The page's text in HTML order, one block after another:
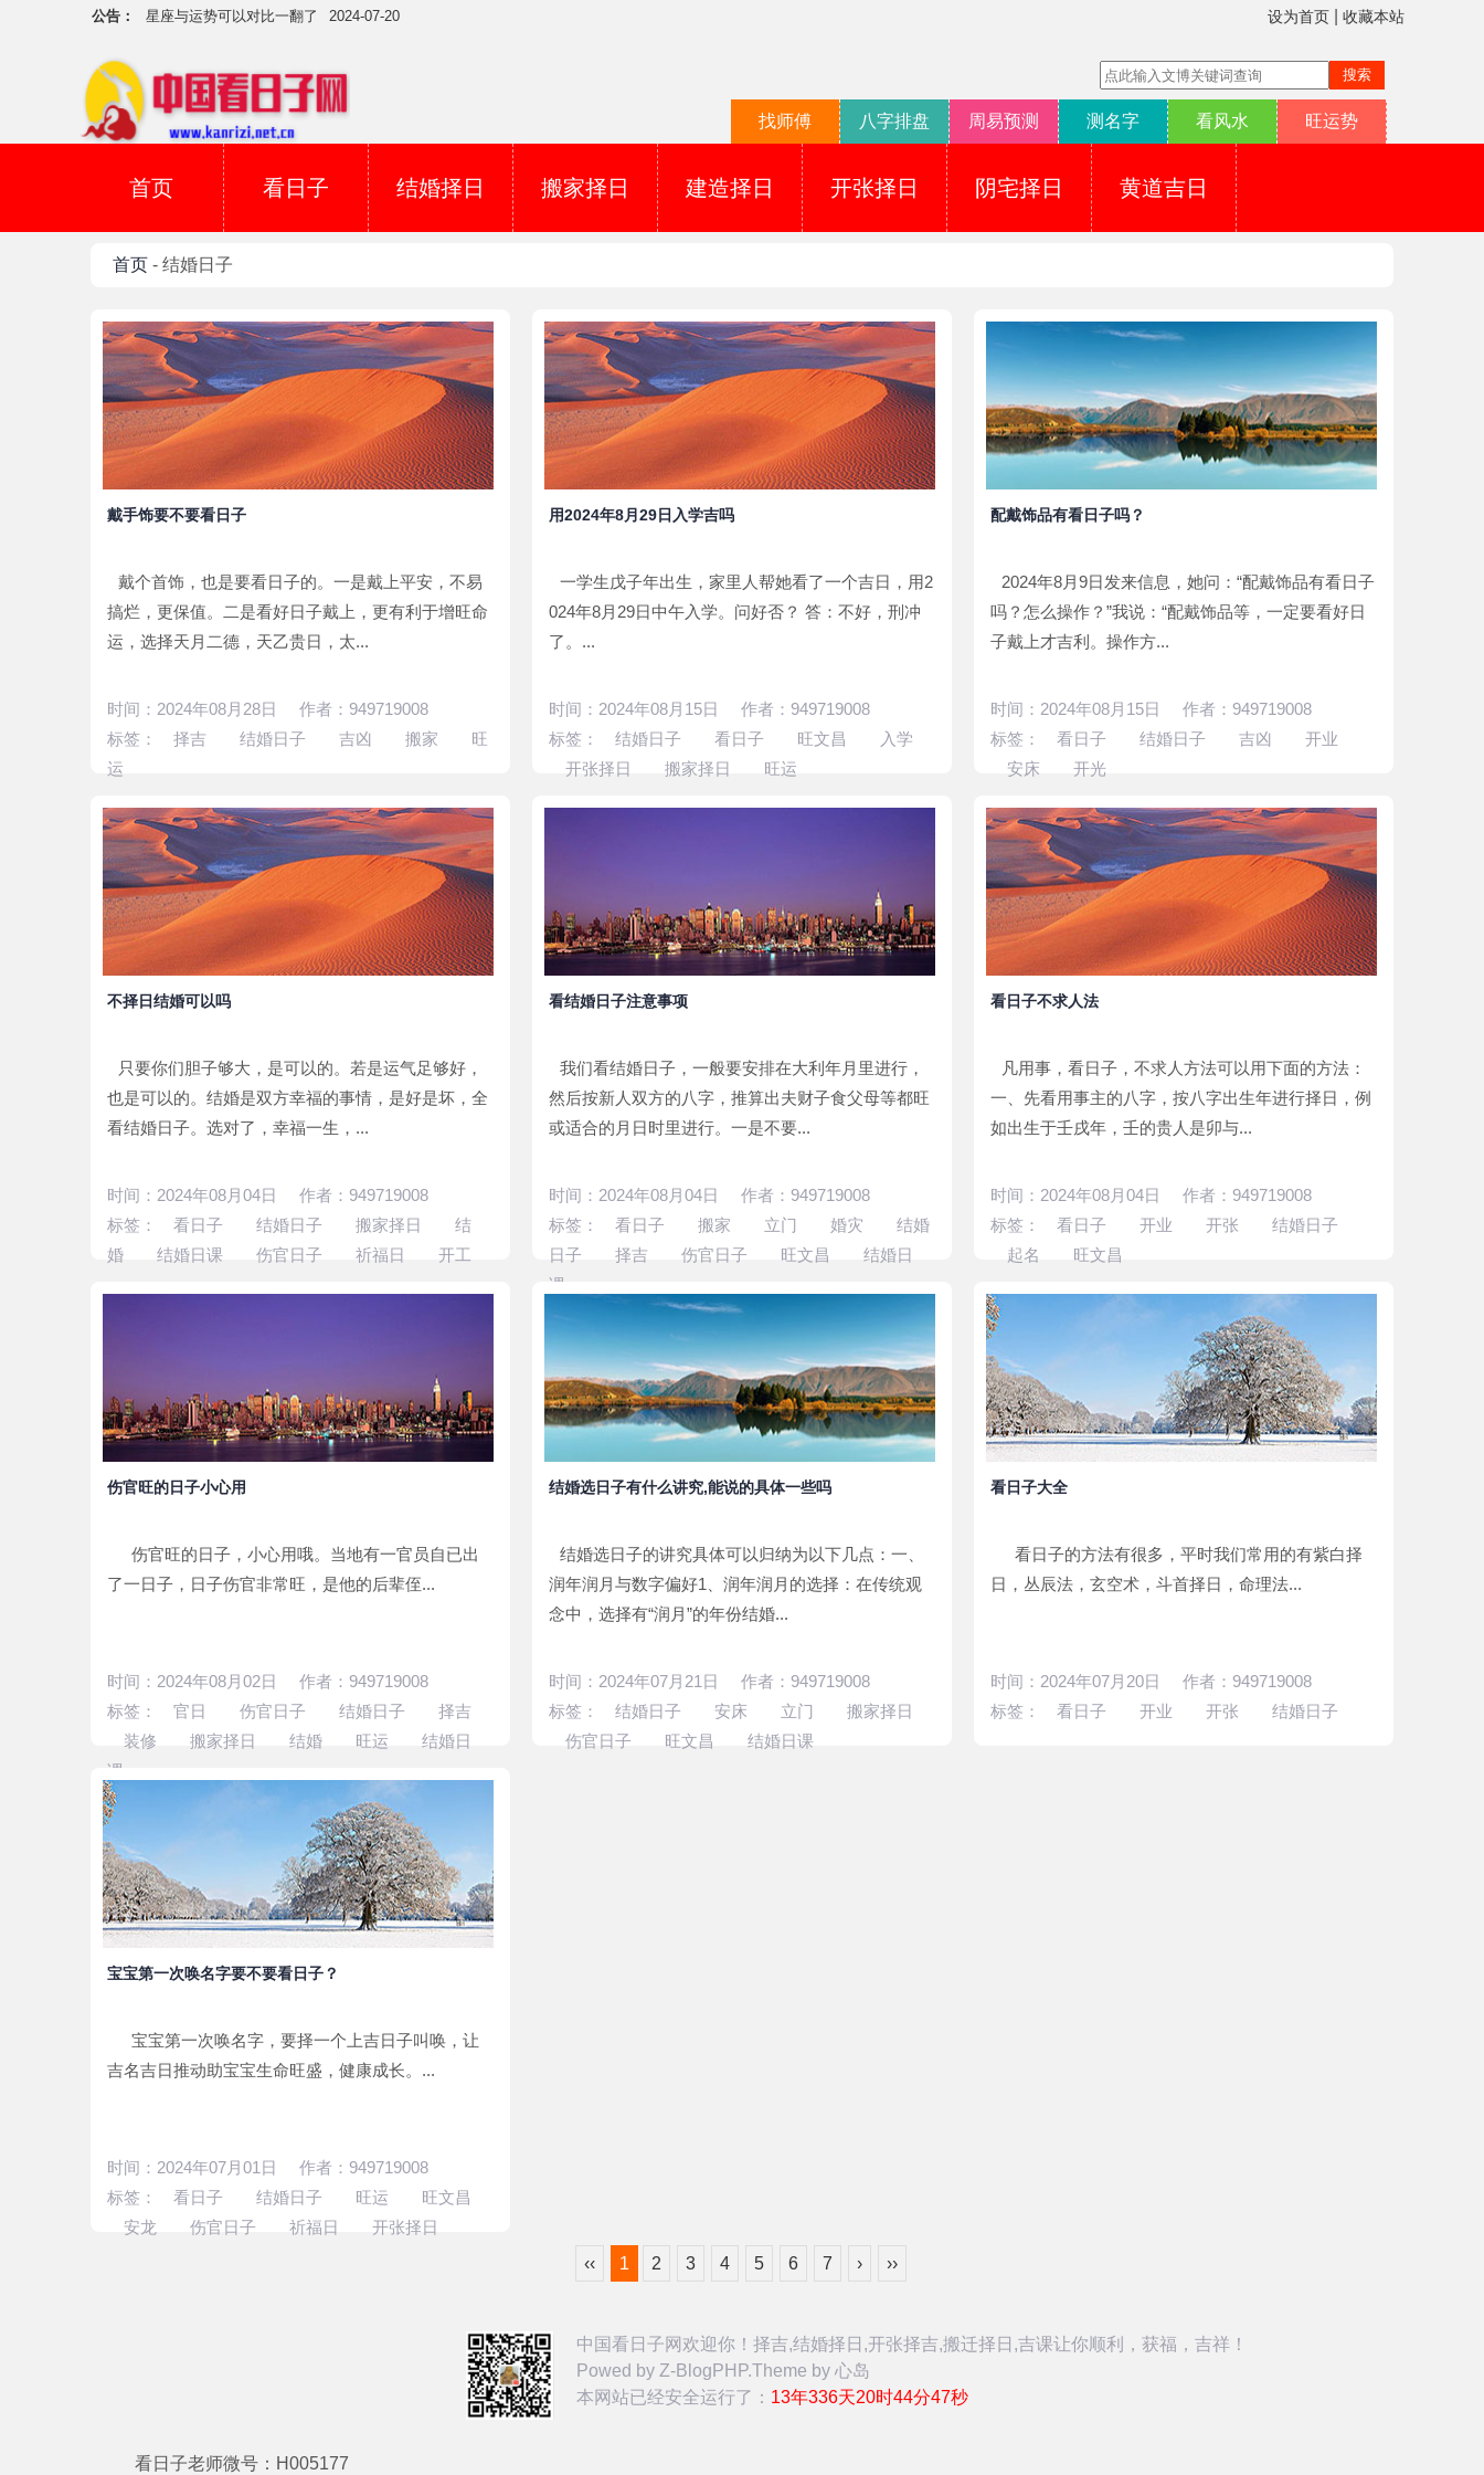
设为首页 收藏本站
公告： 星座与运势可以对比一翻了
2024-07-20
吉日用事当天下雪怎么办？
2024-07-01
5月5日吉吗？
2017-05-04
犯煞日不可开庚 切记
2017-04-06
安祖坟用丁已日吉吗？
2017-03-29
如何看葬山的日子？
星座与运势可以对比一翻了
2024-07-20
参加葬礼要注意五大方面
2024-07-02
吉日用事当天下雪怎么办？
5月5日吉吗？
犯煞日不可开庚 切记
2017-04-06
安祖坟用丁已日吉吗？
择日子辟邪
2017-03-07
寅甲一方的好吉日子
2017-03-04
找师傅 八字排盘 周易预测 测名字 看风水 旺运势
首页 看日子 结婚择日 搬家择日 建造择日 开张择日 阴宅择日 黄道吉日
首页 - 结婚日子
戴手饰要不要看日子
戴个首饰，也是要看日子的。一是戴上平安，不易
搞烂，更保值。二是看好日子戴上，更有利于增旺命
运，选择天月二德，天乙贵日，太...
时间：2024年08月28日 作者：949719008
标签：
择吉 结婚日子 吉凶 搬家
旺
运
用2024年8月29日入学吉吗
一学生戊子年出生，家里人帮她看了一个吉日，用2
024年8月29日中午入学。问好否？ 答：不好，刑冲
了。...
时间：2024年08月15日 作者：949719008
标签：
结婚日子 看日子 旺文昌
入学
开张择日
搬家择日 旺运
配戴饰品有看日子吗？
2024年8月9日发来信息，她问：“配戴饰品有看日子
吗？怎么操作？”我说：“配戴饰品等，一定要看好日
子戴上才吉利。操作方...
时间：2024年08月15日 作者：949719008
标签：
看日子 结婚日子 吉凶
开业
安床
开光
不择日结婚可以吗
只要你们胆子够大，是可以的。若是运气足够好，
也是可以的。结婚是双方幸福的事情，是好是坏，全
看结婚日子。选对了，幸福一生，...
时间：2024年08月04日 作者：949719008
标签：
看日子 结婚日子 搬家择日
结
婚
结婚日课 伤官日子 祈福日 开工
看结婚日子注意事项
我们看结婚日子，一般要安排在大利年月里进行，
然后按新人双方的八字，推算出夫财子食父母等都旺
或适合的月日时里进行。一是不要...
时间：2024年08月04日 作者：949719008
标签：
看日子 搬家 立门 婚灾
结婚
日子
择吉 伤官日子 旺文昌
结婚日
课
看日子不求人法
凡用事，看日子，不求人方法可以用下面的方法：
一、先看用事主的八字，按八字出生年进行择日，例
如出生于壬戌年，壬的贵人是卯与...
时间：2024年08月04日 作者：949719008
标签：
看日子 开业 开张
结婚日子
起名
旺文昌
伤官旺的日子小心用
伤官旺的日子，小心用哦。当地有一官员自已出
了一日子，日子伤官非常旺，是他的后辈侄...
时间：2024年08月02日 作者：949719008
标签：
官日 伤官日子 结婚日子
择吉
装修
搬家择日 结婚 旺运
结婚日
课
结婚选日子有什么讲究,能说的具体一些吗
结婚选日子的讲究具体可以归纳为以下几点：一、
润年润月与数字偏好1、润年润月的选择：在传统观
念中，选择有“润月”的年份结婚...
时间：2024年07月21日 作者：949719008
标签：
结婚日子 安床 立门
搬家择日
伤官日子
旺文昌 结婚日课
看日子大全
看日子的方法有很多，平时我们常用的有紫白择
日，丛辰法，玄空术，斗首择日，命理法...
时间：2024年07月20日 作者：949719008
标签：
看日子 开业 开张 结婚日子
宝宝第一次唤名字要不要看日子？
宝宝第一次唤名字，要择一个上吉日子叫唤，让
吉名吉日推动助宝宝生命旺盛，健康成长。...
时间：2024年07月01日 作者：949719008
标签：
看日子 结婚日子 旺运
旺文昌
安龙
伤官日子 祈福日
开张择日
‹‹
1 2 3 4 5 6 7 › ››
中国看日子网欢迎你！择吉,结婚择日,开张择吉,搬迁择日,吉课让你顺利，获福，吉祥！
Powed by Z-BlogPHP.Theme by 心岛
本网站已经安全运行了： 13年336天20时44分48秒
看日子老师微号：H005177